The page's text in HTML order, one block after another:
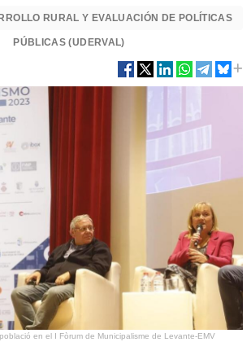
RURAL Y EVALUACIÓN DE POLÍTICAS
PÚBLICAS (UDERVAL)
en el I Fòrum de Municipalisme de Levante-EMV